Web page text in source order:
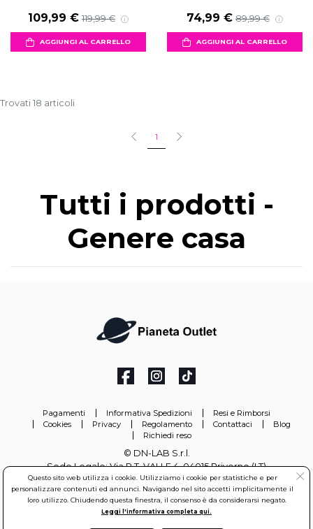
109,99 € 119,99 €
AGGIUNGI AL CARRELLO
74,99 € 89,99 €
AGGIUNGI AL CARRELLO
Trovati 18 articoli
1
Tutti i prodotti -
Genere casa
Pagamenti Informativa Spedizioni
Resi e Rimborsi
Cookies
Privacy Regolamento Contattaci
Blog
Richiedi reso
© DN-LAB S.r.l.
Sede Legale: Via P.T. VALLE 4, 04015 Priverno (LT)
Partita Iva: 03154350593 - Iscritta al Registro delle Imprese di
Latina REA: LT-306097
Questo sito web utilizza i cookie. Utilizziamo i cookie per statistiche e per
personalizzare contenuti ed annunci. Navigando nel sito accetti implicitamente il
loro utilizzo. Chiudendo questa finestra, il consenso è da considerarsi negato.
Leggi l'informativa completa qui.